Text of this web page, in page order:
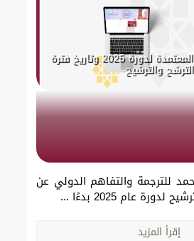
الإعلان عن اللغات المعتمدة لدورة 2025 وتاريخ فترة
الترشح والترشيح
للترجمة والتفاهم الدولي عن
عام 2025 بدءًا ...
إقرأ المزيد